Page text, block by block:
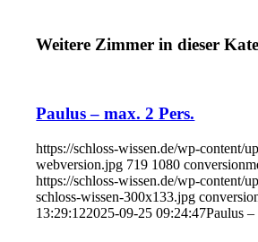
Weitere Zimmer in dieser
Paulus – max. 2 Pers.
https://schloss-wissen.de/wp-content/
webversion.jpg 719 1080
https://schloss-wissen.de/wp-content/
schloss-wissen-300x133.jpg
13:29:122025-09-25 09:24:47Paulus –